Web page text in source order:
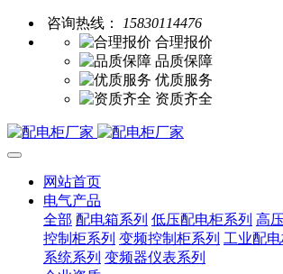
咨询热线：
15830114476
合理报价
品质保障
优质服务
资质齐全
网站首页
电气产品
全部 配电箱系列 低压配电柜系列 高
控制柜系列 变频控制柜系列 工业配电
系统系列 变频器仪表系列